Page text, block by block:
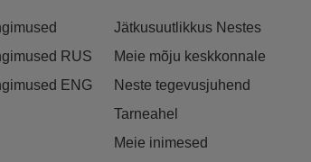
RUS
ENG
Jätkusuutlikkus Nestes
Meie mõju keskkonnale
Neste tegevusjuhend
Tarneahel
Meie inimesed